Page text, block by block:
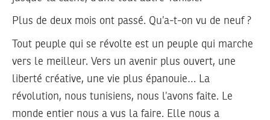
Plus de deux mois ont passé. Qu’a-t-on vu de neuf ?
Tout peuple qui se révolte est un peuple qui marche
vers le meilleur. Vers un avenir plus ouvert, une
liberté créative, une vie plus épanouie… La
révolution, nous tunisiens, nous l’avons faite. Le
monde entier nous a vus la faire. Elle nous a